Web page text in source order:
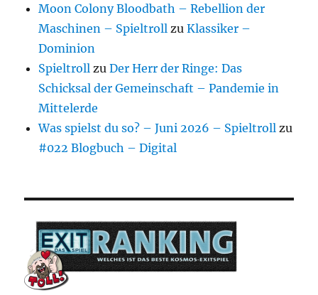
Moon Colony Bloodbath – Rebellion der
Maschinen – Spieltroll zuKlassiker –
Dominion
Spieltroll zuDer Herr der Ringe: Das
Schicksal der Gemeinschaft – Pandemie in
Mittelerde
Was spielst du so? – Juni 2026 – Spieltroll zu
#022 Blogbuch – Digital